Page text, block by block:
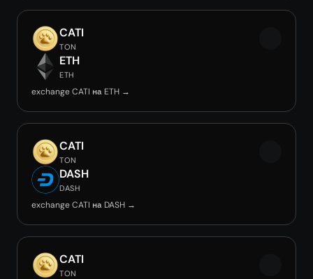
CATI
TON
ETH
ETH
exchange CATI на ETH →
CATI
TON
DASH
DASH
exchange CATI на DASH →
CATI
TON